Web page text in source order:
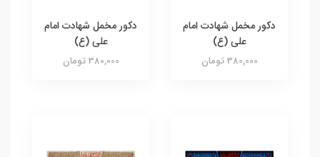
دکور مخمل شهادت امام
علی (ع)
380,000 تومان
دکور مخمل شهادت امام
علی (ع)
380,000 تومان